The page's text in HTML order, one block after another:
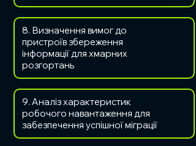
8. Визначення вимог до
пристроїв збереження
інформації для хмарних
розгортань
9. Аналіз характеристик
робочого навантаження для
забезпечення успішної міграції